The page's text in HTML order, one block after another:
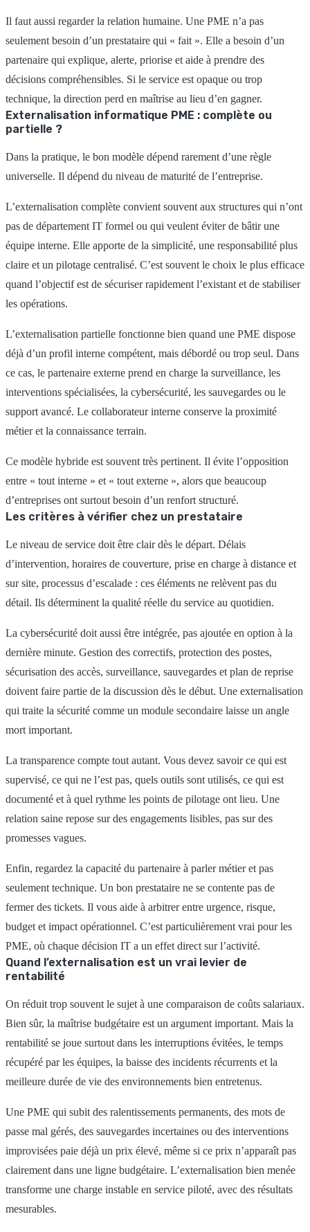
Il faut aussi regarder la relation humaine. Une PME n’a pas
seulement besoin d’un prestataire qui « fait ». Elle a besoin d’un
partenaire qui explique, alerte, priorise et aide à prendre des
décisions compréhensibles. Si le service est opaque ou trop
technique, la direction perd en maîtrise au lieu d’en gagner.
Externalisation informatique PME : complète ou
partielle ?
Dans la pratique, le bon modèle dépend rarement d’une règle
universelle. Il dépend du niveau de maturité de l’entreprise.
L’externalisation complète convient souvent aux structures qui n’ont
pas de département IT formel ou qui veulent éviter de bâtir une
équipe interne. Elle apporte de la simplicité, une responsabilité plus
claire et un pilotage centralisé. C’est souvent le choix le plus efficace
quand l’objectif est de sécuriser rapidement l’existant et de stabiliser
les opérations.
L’externalisation partielle fonctionne bien quand une PME dispose
déjà d’un profil interne compétent, mais débordé ou trop seul. Dans
ce cas, le partenaire externe prend en charge la surveillance, les
interventions spécialisées, la cybersécurité, les sauvegardes ou le
support avancé. Le collaborateur interne conserve la proximité
métier et la connaissance terrain.
Ce modèle hybride est souvent très pertinent. Il évite l’opposition
entre « tout interne » et « tout externe », alors que beaucoup
d’entreprises ont surtout besoin d’un renfort structuré.
Les critères à vérifier chez un prestataire
Le niveau de service doit être clair dès le départ. Délais
d’intervention, horaires de couverture, prise en charge à distance et
sur site, processus d’escalade : ces éléments ne relèvent pas du
détail. Ils déterminent la qualité réelle du service au quotidien.
La cybersécurité doit aussi être intégrée, pas ajoutée en option à la
dernière minute. Gestion des correctifs, protection des postes,
sécurisation des accès, surveillance, sauvegardes et plan de reprise
doivent faire partie de la discussion dès le début. Une externalisation
qui traite la sécurité comme un module secondaire laisse un angle
mort important.
La transparence compte tout autant. Vous devez savoir ce qui est
supervisé, ce qui ne l’est pas, quels outils sont utilisés, ce qui est
documenté et à quel rythme les points de pilotage ont lieu. Une
relation saine repose sur des engagements lisibles, pas sur des
promesses vagues.
Enfin, regardez la capacité du partenaire à parler métier et pas
seulement technique. Un bon prestataire ne se contente pas de
fermer des tickets. Il vous aide à arbitrer entre urgence, risque,
budget et impact opérationnel. C’est particulièrement vrai pour les
PME, où chaque décision IT a un effet direct sur l’activité.
Quand l’externalisation est un vrai levier de
rentabilité
On réduit trop souvent le sujet à une comparaison de coûts salariaux.
Bien sûr, la maîtrise budgétaire est un argument important. Mais la
rentabilité se joue surtout dans les interruptions évitées, le temps
récupéré par les équipes, la baisse des incidents récurrents et la
meilleure durée de vie des environnements bien entretenus.
Une PME qui subit des ralentissements permanents, des mots de
passe mal gérés, des sauvegardes incertaines ou des interventions
improvisées paie déjà un prix élevé, même si ce prix n’apparaît pas
clairement dans une ligne budgétaire. L’externalisation bien menée
transforme une charge instable en service piloté, avec des résultats
mesurables.